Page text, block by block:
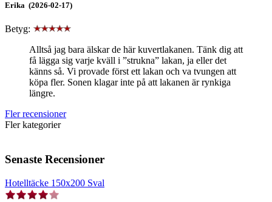
Erika (2026-02-17)
Betyg:
Alltså jag bara älskar de här kuvertlakanen. Tänk dig att
få lägga sig varje kväll i ”strukna” lakan, ja eller det
känns så. Vi provade först ett lakan och va tvungen att
köpa fler. Sonen klagar inte på att lakanen är rynkiga
längre.
Fler recensioner
Fler kategorier
Senaste Recensioner
Hotelltäcke 150x200 Sval